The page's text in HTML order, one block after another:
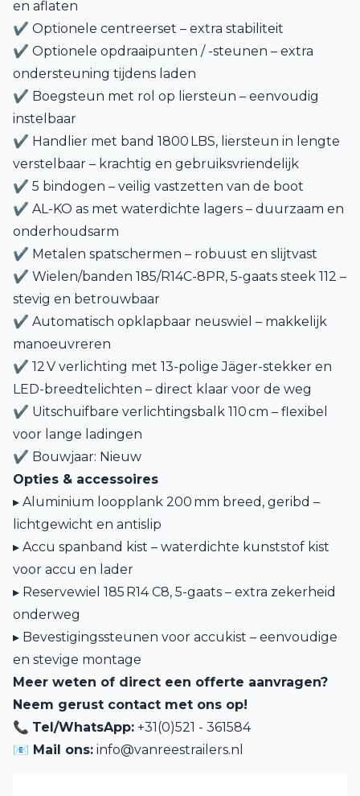
en aflaten
✔ Optionele centreerset – extra stabiliteit
✔ Optionele opdraaipunten / -steunen – extra
ondersteuning tijdens laden
✔ Boegsteun met rol op liersteun – eenvoudig
instelbaar
✔ Handlier met band 1800 LBS, liersteun in lengte
verstelbaar – krachtig en gebruiksvriendelijk
✔ 5 bindogen – veilig vastzetten van de boot
✔ AL-KO as met waterdichte lagers – duurzaam en
onderhoudsarm
✔ Metalen spatschermen – robuust en slijtvast
✔ Wielen/banden 185/R14C-8PR, 5-gaats steek 112 –
stevig en betrouwbaar
✔ Automatisch opklapbaar neuswiel – makkelijk
manoeuvreren
✔ 12 V verlichting met 13-polige Jäger-stekker en
LED-breedtelichten – direct klaar voor de weg
✔ Uitschuifbare verlichtingsbalk 110 cm – flexibel
voor lange ladingen
✔ Bouwjaar: Nieuw
Opties & accessoires
▸ Aluminium loopplank 200 mm breed, geribd –
lichtgewicht en antislip
▸ Accu spanband kist – waterdichte kunststof kist
voor accu en lader
▸ Reservewiel 185 R14 C8, 5-gaats – extra zekerheid
onderweg
▸ Bevestigingssteunen voor accukist – eenvoudige
en stevige montage
Meer weten of direct een offerte aanvragen?
Neem gerust contact met ons op!
📞 Tel/WhatsApp: +31(0)521 - 361584
📧 Mail ons: info@vanreestrailers.nl